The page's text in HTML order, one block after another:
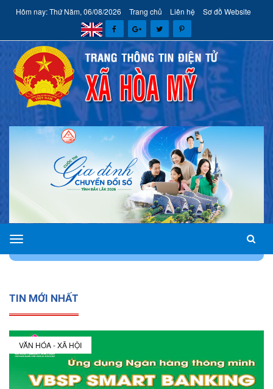
Hôm nay: Thứ Năm, 06/08/2026 Trang chủ Liên hệ Sơ đồ Website
xã
Hòa
TIN MỚI NHẤT
VĂN HÓA - XÃ HỘI